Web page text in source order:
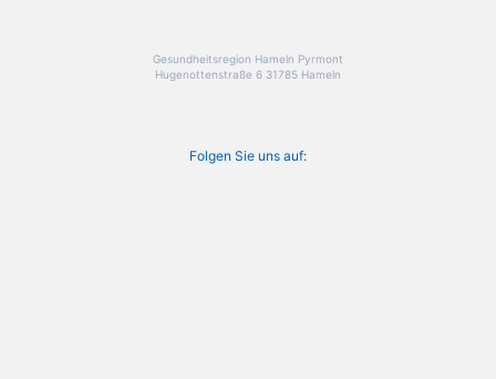
Gesundheitsregion Hameln Pyrmont
Hugenottenstraße 6 31785 Hameln
Folgen Sie uns auf: